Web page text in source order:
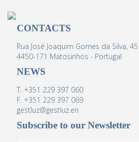
CONTACTS
Rua José Joaquim Gomes da Silva, 45
4450-171 Matosinhos - Portugal
NEWS
T. +351 229 397 060
F. +351 229 397 069
gestluz@gestluz.en
Subscribe to our Newsletter